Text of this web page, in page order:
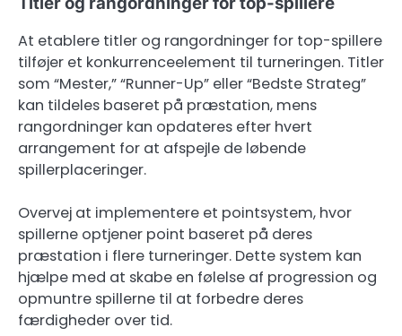
At etablere titler og rangordninger for top-spillere
tilføjer et konkurrenceelement til turneringen. Titler
som “Mester,” “Runner-Up” eller “Bedste Strateg”
kan tildeles baseret på præstation, mens
rangordninger kan opdateres efter hvert
arrangement for at afspejle de løbende
spillerplaceringer.
Overvej at implementere et pointsystem, hvor
spillerne optjener point baseret på deres
præstation i flere turneringer. Dette system kan
hjælpe med at skabe en følelse af progression og
opmuntre spillerne til at forbedre deres
færdigheder over tid.